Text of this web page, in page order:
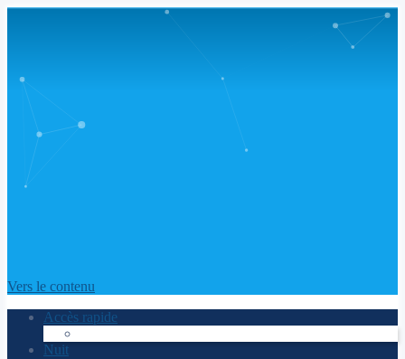
Vers le contenu
Accès rapide
Nuit